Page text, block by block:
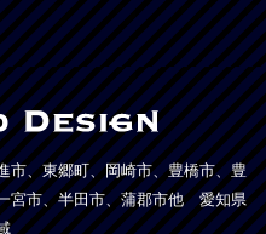
市、東郷町、岡崎市、豊橋市、豊
宮市、半田市、蒲郡市他 愛知県